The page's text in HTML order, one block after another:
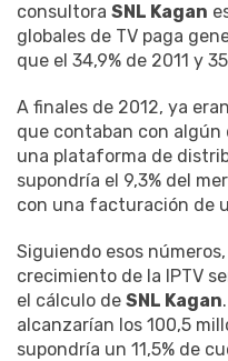
consultora SNL Kagan
globales de TV paga
que el 34,9% de 2011 y
A finales de 2012, ya
que contaban con algún
una plataforma de
supondría el 9,3% del
con una facturación de
Siguiendo esos
crecimiento de la IPTV
el cálculo de SNL Kagan
alcanzarían los 100,5
supondría un 11,5% de